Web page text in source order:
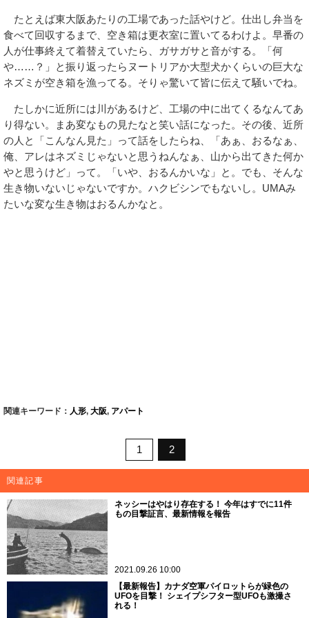
たとえば東大阪あたりの工場であった話やけど。仕出し弁当を
食べて回収するまで、空き箱は更衣室に置いてるわけよ。早番の
人が仕事終えて着替えていたら、ガサガサと音がする。「何
や……？」と振り返ったらヌートリアか大型犬かくらいの巨大な
ネズミが空き箱を漁ってる。そりゃ驚いて皆に伝えて騒いでね。
たしかに近所には川があるけど、工場の中に出てくるなんてあ
り得ない。まあ変なもの見たなと笑い話になった。その後、近所
の人と「こんなん見た」って話をしたらね、「あぁ、おるなぁ、
俺、アレはネズミじゃないと思うねんなぁ、山から出てきた何か
やと思うけど」って。「いや、おるんかいな」と。でも、そんな
生き物いないじゃないですか。ハクビシンでもないし。UMAみ
たいな変な生き物はおるんかなと。
関連キーワード： 人形, 大阪, アパート
1 2
関連記事
ネッシーはやはり存在する！ 今年はすでに11件
もの目撃証言、最新情報を報告
2021.09.26 10:00
【最新報告】カナダ空軍パイロットらが緑色の
UFOを目撃！ シェイプシフター型UFOも激撮さ
れる！